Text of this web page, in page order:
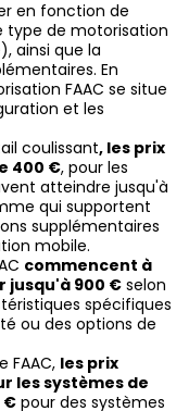
en fonction de
type de motorisation
ainsi que la
En
FAAC se situe
et les
coulissant, les prix
400 €, pour les
atteindre jusqu'à
qui supportent
supplémentaires
mobile.
commencent à
jusqu'à 900 € selon
spécifiques
ou des options de
FAAC, les prix
les systèmes de
€ pour des systèmes